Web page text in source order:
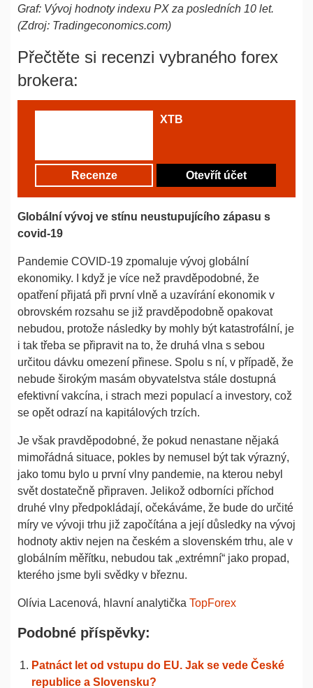
Graf: Vývoj hodnoty indexu PX za posledních 10 let.
(Zdroj: Tradingeconomics.com)
Přečtěte si recenzi vybraného forex
brokera:
XTB
Recenze Otevřít účet
Globální vývoj ve stínu neustupujícího zápasu s
covid-19
Pandemie COVID-19 zpomaluje vývoj globální
ekonomiky. I když je více než pravděpodobné, že
opatření přijatá při první vlně a uzavírání ekonomik v
obrovském rozsahu se již pravděpodobně opakovat
nebudou, protože následky by mohly být katastrofální, je
i tak třeba se připravit na to, že druhá vlna s sebou
určitou dávku omezení přinese. Spolu s ní, v případě, že
nebude širokým masám obyvatelstva stále dostupná
efektivní vakcína, i strach mezi populací a investory, což
se opět odrazí na kapitálových trzích.
Je však pravděpodobné, že pokud nenastane nějaká
mimořádná situace, pokles by nemusel být tak výrazný,
jako tomu bylo u první vlny pandemie, na kterou nebyl
svět dostatečně připraven. Jelikož odborníci příchod
druhé vlny předpokládají, očekáváme, že bude do určité
míry ve vývoji trhu již započítána a její důsledky na vývoj
hodnoty aktiv nejen na českém a slovenském trhu, ale v
globálním měřítku, nebudou tak „extrémní“ jako propad,
kterého jsme byli svědky v březnu.
Olívia Lacenová, hlavní analytička TopForex
Podobné příspěvky:
Patnáct let od vstupu do EU. Jak se vede České
republice a Slovensku?